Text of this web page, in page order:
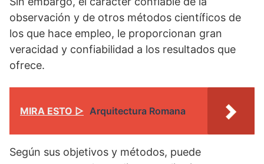
observación y de otros métodos científicos de
los que hace empleo, le proporcionan gran
veracidad y confiabilidad a los resultados que
ofrece.
MIRA ESTO ▷ Arquitectura Romana
Según sus objetivos y métodos, puede